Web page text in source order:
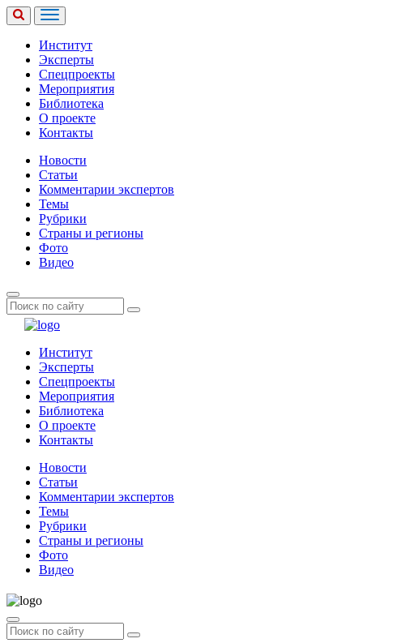
Институт
Эксперты
Спецпроекты
Мероприятия
Библиотека
О проекте
Контакты
Новости
Статьи
Комментарии экспертов
Темы
Рубрики
Страны и регионы
Фото
Видео
Институт
Эксперты
Спецпроекты
Мероприятия
Библиотека
О проекте
Контакты
Новости
Статьи
Комментарии экспертов
Темы
Рубрики
Страны и регионы
Фото
Видео